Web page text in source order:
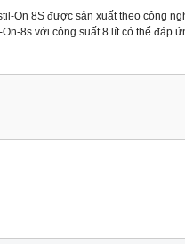
On 8S được sản xuất theo công
8s với công suất 8 lít có thể đáp